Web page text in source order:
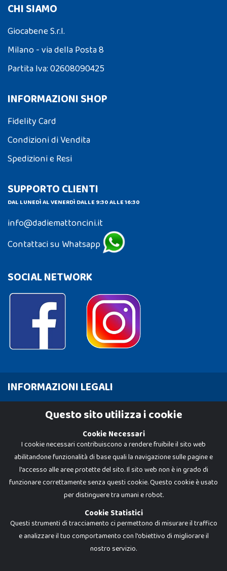
CHI SIAMO
Giocabene S.r.l.
Milano - via della Posta 8
Partita Iva: 02608090425
INFORMAZIONI SHOP
Fidelity Card
Condizioni di Vendita
Spedizioni e Resi
SUPPORTO CLIENTI
DAL LUNEDÌ AL VENERDÌ DALLE 9:30 ALLE 16:30
info@dadiemattoncini.it
Contattaci su Whatsapp
SOCIAL NETWORK
INFORMAZIONI LEGALI
Cookie Policy
Dadi e Mattoncini è un brand di Giocabene Srl. Ogni riproduzione o utilizzo non
Questo sito utilizza i cookie
Cookie Necessari
I cookie necessari contribuiscono a rendere fruibile il sito web
abilitandone funzionalità di base quali la navigazione sulle pagine e
l'accesso alle aree protette del sito. Il sito web non è in grado di
funzionare correttamente senza questi cookie. Questo cookie è usato
per distinguere tra umani e robot.
Cookie Statistici
Questi strumenti di tracciamento ci permettono di misurare il traffico
e analizzare il tuo comportamento con l'obiettivo di migliorare il
nostro servizio.